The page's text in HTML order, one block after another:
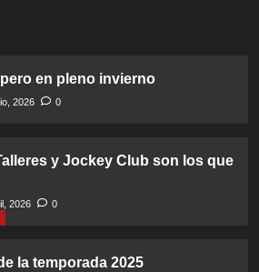
en pleno invierno
2026
0
y Jockey Club son los que
2026
0
la temporada 2025